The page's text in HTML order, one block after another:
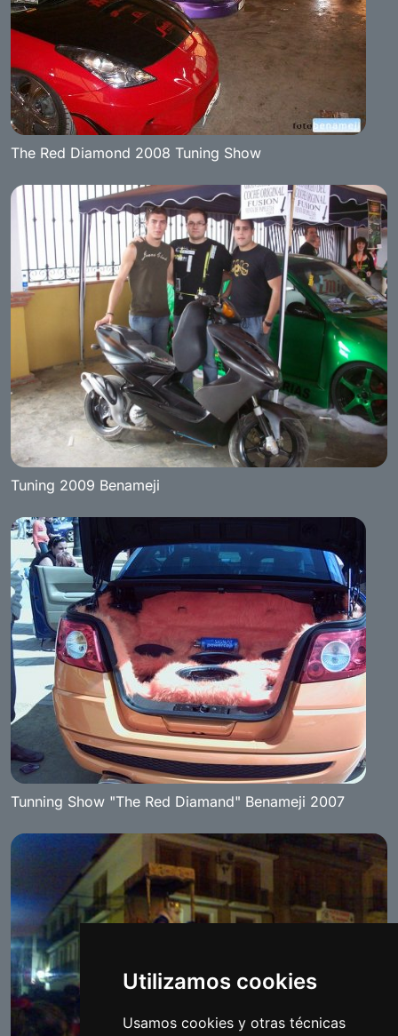
Utilizamos cookies
Usamos cookies y otras técnicas
The Red Diamond 2008 Tuning Show
Tuning 2009 Benameji
Tunning Show "The Red Diamand" Benameji 2007